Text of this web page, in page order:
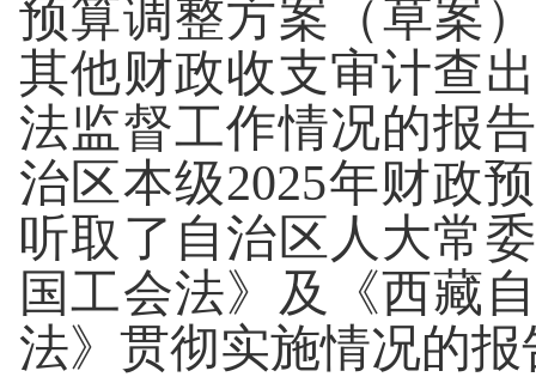
预算调整方案（草案
其他财政收支审计查
法监督工作情况的报
治区本级2025年财政
听取了自治区人大常
国工会法》及《西藏
法》贯彻实施情况的报